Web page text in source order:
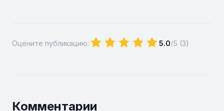
Оцените публикацию: 5.0/5 (3)
Комментарии